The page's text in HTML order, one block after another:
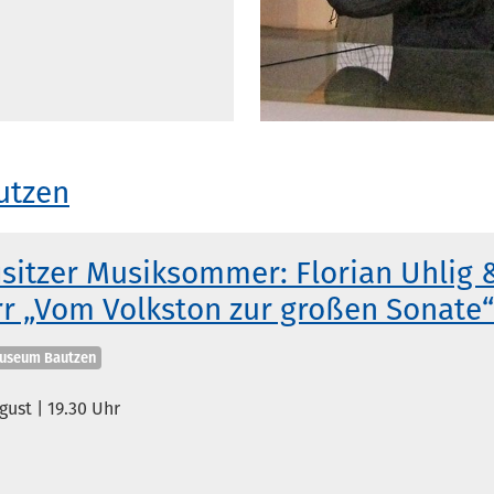
Musiksommer: Florian Uhlig
„Vom Volkston zur großen Sonate“
Bautzen
| 19.30 Uhr